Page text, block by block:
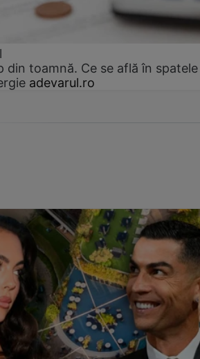
din toamnă. Ce se află în spatele
adevarul.ro